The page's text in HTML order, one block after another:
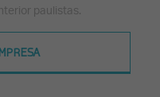
paulistas.